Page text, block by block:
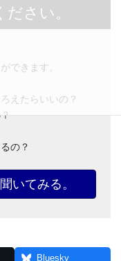
さい。
できます。
えたらいいの？
の？
いてみる。
Bluesky